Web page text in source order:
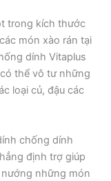
trong kích thước
món xào rán tại
dính Vitaplus
thể vô tư những
loại củ, đậu các
chống dính
định trợ giúp
những món